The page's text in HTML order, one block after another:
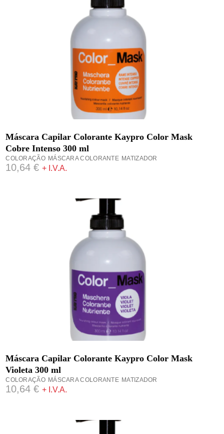
COLORAÇÃO MÁSCARA COLORANTE MATIZADOR
10,64€ + I.V.A.
Máscara Capilar Colorante Kaypro Color Mask
Cobre Intenso 300 ml
COLORAÇÃO MÁSCARA COLORANTE MATIZADOR
10,64€ + I.V.A.
Máscara Capilar Colorante Kaypro Color Mask
Violeta 300 ml